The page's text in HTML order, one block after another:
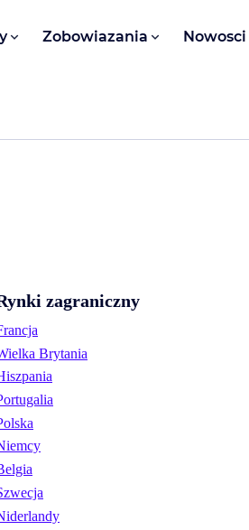
Zobowiazania Nowosci
zagraniczny
Brytania